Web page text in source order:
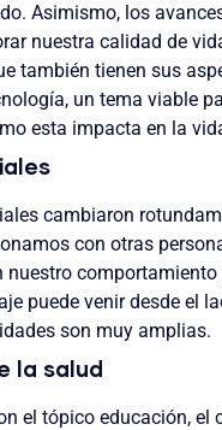
Asimismo, los
nuestra calidad de
también tienen sus
un tema viable
esta impacta en la
cambiaron
con otras
nuestro comportamiento
puede venir desde el
son muy amplias.
la salud
el tópico educación, el